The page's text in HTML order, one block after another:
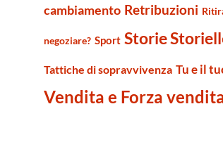
cambiamento Retribuzioni
negoziare? Sport Storie
Tattiche di sopravvivenza Tu e il
Vendita e Forza